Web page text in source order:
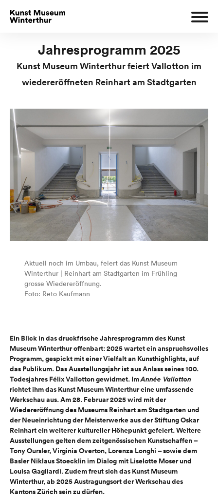
Jahresprogramm 2025
Kunst Museum Winterthur feiert Vallotton im
wiedereröffneten Reinhart am Stadtgarten
Aktuell noch im Umbau, feiert das Kunst Museum
Winterthur | Reinhart am Stadtgarten im Frühling
grosse Wiedereröffnung.
Foto: Reto Kaufmann
Ein Blick in das druckfrische Jahresprogramm des Kunst
Museum Winterthur offenbart: 2025 wartet ein anspruchsvolles
Programm, gespickt mit einer Vielfalt an Kunsthighlights, auf
das Publikum. Das Ausstellungsjahr ist aus Anlass seines 100.
Todesjahres Félix Vallotton gewidmet. ImAnnée Vallotton
richtet ihm das Kunst Museum Winterthur eine umfassende
Werkschau aus. Am 28. Februar 2025 wird mit der
Wiedereröffnung des Museums Reinhart am Stadtgarten und
der Neueinrichtung der Meisterwerke aus der Stiftung Oskar
Reinhart ein weiterer kultureller Höhepunkt gefeiert. Weitere
Ausstellungen gelten dem zeitgenössischen Kunstschaffen –
Tony Oursler, Virginia Overton, Lorenza Longhi – sowie dem
Basler Niklaus Stoecklin im Dialog mit Liselotte Moser und
Louisa Gagliardi. Zudem freut sich das Kunst Museum
Winterthur, ab 2025 Austragungsort der Werkschau des
Kantons Zürich sein zu dürfen.